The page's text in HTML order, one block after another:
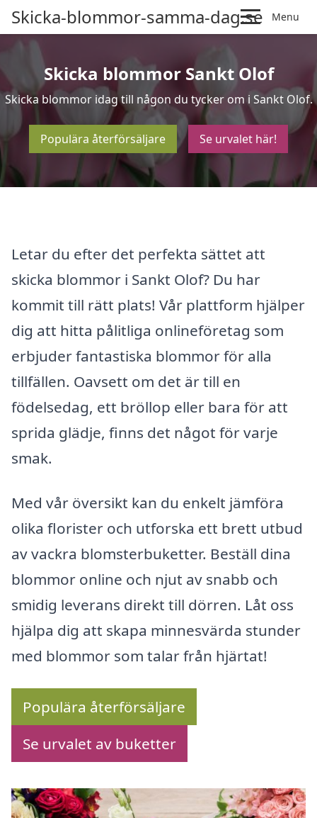
Skicka-blommor-samma-dag.se Menu
Skicka blommor Sankt Olof
Skicka blommor idag till någon du tycker om i Sankt Olof.
Populära återförsäljare Se urvalet här!
Letar du efter det perfekta sättet att
skicka blommor i Sankt Olof? Du har
kommit till rätt plats! Vår plattform hjälper
dig att hitta pålitliga onlineföretag som
erbjuder fantastiska blommor för alla
tillfällen. Oavsett om det är till en
födelsedag, ett bröllop eller bara för att
sprida glädje, finns det något för varje
smak.
Med vår översikt kan du enkelt jämföra
olika florister och utforska ett brett utbud
av vackra blomsterbuketter. Beställ dina
blommor online och njut av snabb och
smidig leverans direkt till dörren. Låt oss
hjälpa dig att skapa minnesvärda stunder
med blommor som talar från hjärtat!
Populära återförsäljare
Se urvalet av buketter